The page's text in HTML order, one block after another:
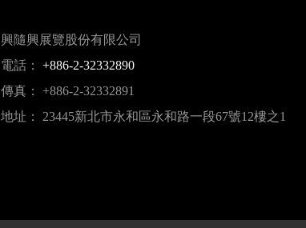
興隨興展覽股份有限公司
電話： +886-2-32332890
傳真： +886-2-32332891
地址： 23445新北市永和區永和路一段67號12樓之1